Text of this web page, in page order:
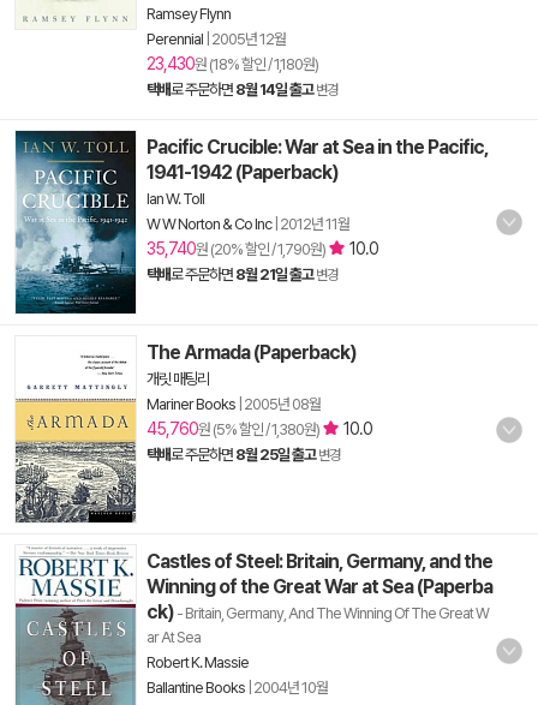
Ramsey Flynn
Perennial 2005년 12월
23,430원 (18% 할인 / 1,180원)
택배로 주문하면 8월 14일 출고 변경
Pacific Crucible: War at Sea in the Pacific,
1941-1942 (Paperback)
Ian W. Toll
W W Norton & Co Inc| 2012년 11월
35,740원 (20% 할인 / 1,790원) 10.0
택배로 주문하면 8월 21일 출고 변경
The Armada (Paperback)
개릿 매팅리
Mariner Books 2005년 08월
45,760원 (5% 할인 / 1,380원) 10.0
택배로 주문하면 8월 25일 출고 변경
Castles of Steel: Britain, Germany, and the
Winning of the Great War at Sea (Paperba
ck) - Britain, Germany, And The Winning Of The Great W
ar At Sea
Robert K. Massie
Ballantine Books 2004년 10월